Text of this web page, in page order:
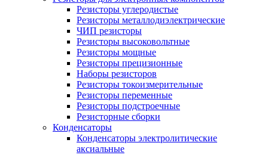
Резисторы углеродистые
Резисторы металлодиэлектрические
ЧИП резисторы
Резисторы высоковольтные
Резисторы мощные
Резисторы прецизионные
Наборы резисторов
Резисторы токоизмерительные
Резисторы переменные
Резисторы подстроечные
Резисторные сборки
Конденсаторы
Конденсаторы электролитические
аксиальные